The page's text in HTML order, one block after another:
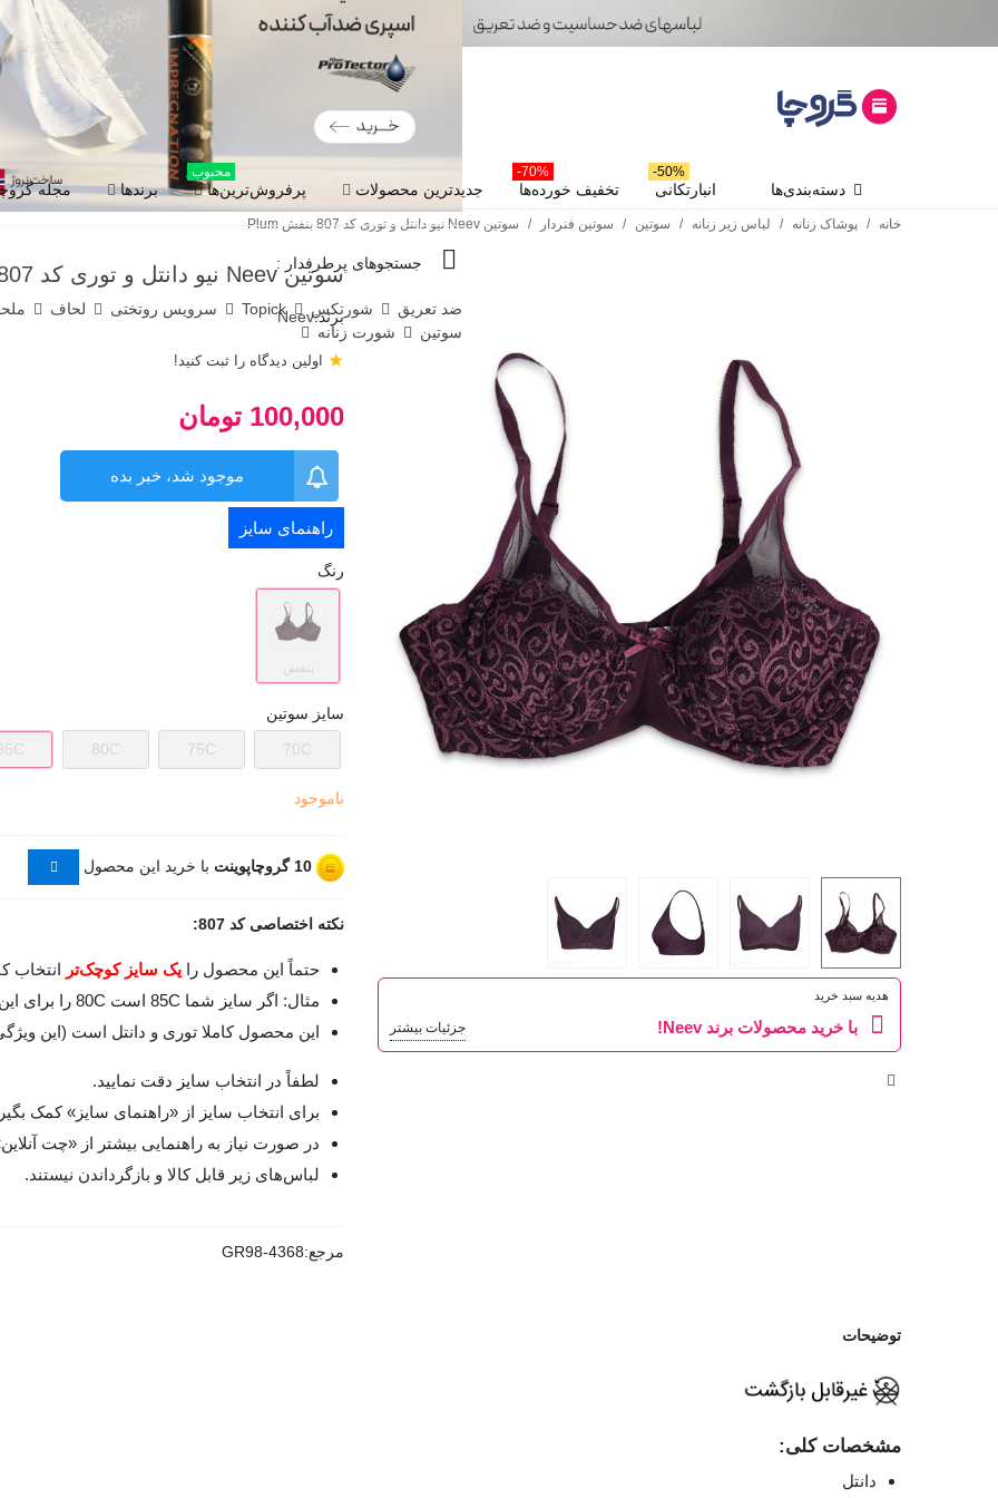
جستجوهای پرطرفدار :
ضد تعریق شورتکس Topick سرویس روتختی لحاف
سوتین
شورت زنانه
دسته‌بندی‌ها انبارتکانی
50%-
تخفیف خورده‌ها
70%-
جدیدترین محصولات پرفروش‌ترین‌ها
محبوب
برندها مجله
خانه / پوشاک زنانه / لباس زیر زنانه / سوتین / سوتین فنردار / سوتین Neev نیو دانتل و توری کد 807 بنفش Plum
هدیه سبد خرید
با خرید محصولات برند Neev! جزئیات بیشتر
سوتین Neev نیو دانتل و توری کد 807 بنفش Plum
برند:Neev
اولین دیدگاه را ثبت کنید! ★
100,000 تومان
موجود شد، خبر بده
راهنمای سایز
رنگ
بنفش
سایز سوتین
70C
75C
80C
ناموجود
10 گروچاپوینت با خرید این محصول
نکته اختصاصی کد 807:
حتماً این محصول رایک سایز کوچک‌تر‌ انتخاب
مثال: اگر سایز شما 85C است 80C را برای این محصول انتخاب کنید.
این محصول کاملا توری و دانتل است (این
لطفاً در انتخاب سایز دقت نمایید.
برای انتخاب سایز از «راهنمای سایز» کمک
در صورت نیاز به راهنمایی بیشتر از «چت
لباس‌های زیر قابل کالا و بازگرداندن نیستند.
مرجع:GR98-4368
توضیحات
مشخصات کلی:
دانتل